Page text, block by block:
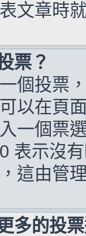
文章時
票？
個投票
以在頁
一個票
表示沒
這由管
多的投